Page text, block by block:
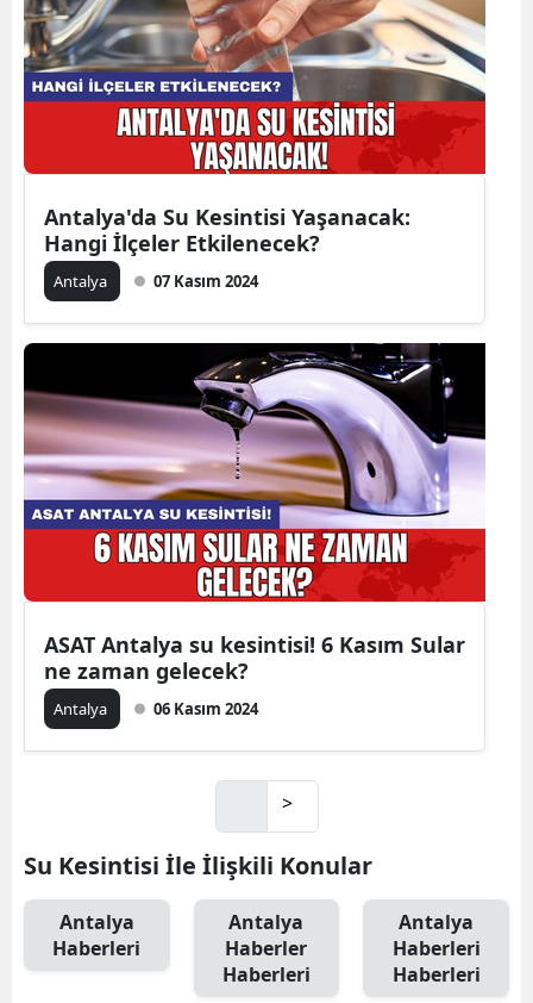
Antalya'da Su Kesintisi Yaşanacak:
Hangi İlçeler Etkilenecek?
Antalya 07 Kasım 2024
ASAT Antalya su kesintisi! 6 Kasım Sular
ne zaman gelecek?
Antalya 06 Kasım 2024
>
Su Kesintisi İle İlişkili Konular
Antalya
Haberleri
Antalya
Haberler
Haberleri
Antalya
Haberleri
Haberleri